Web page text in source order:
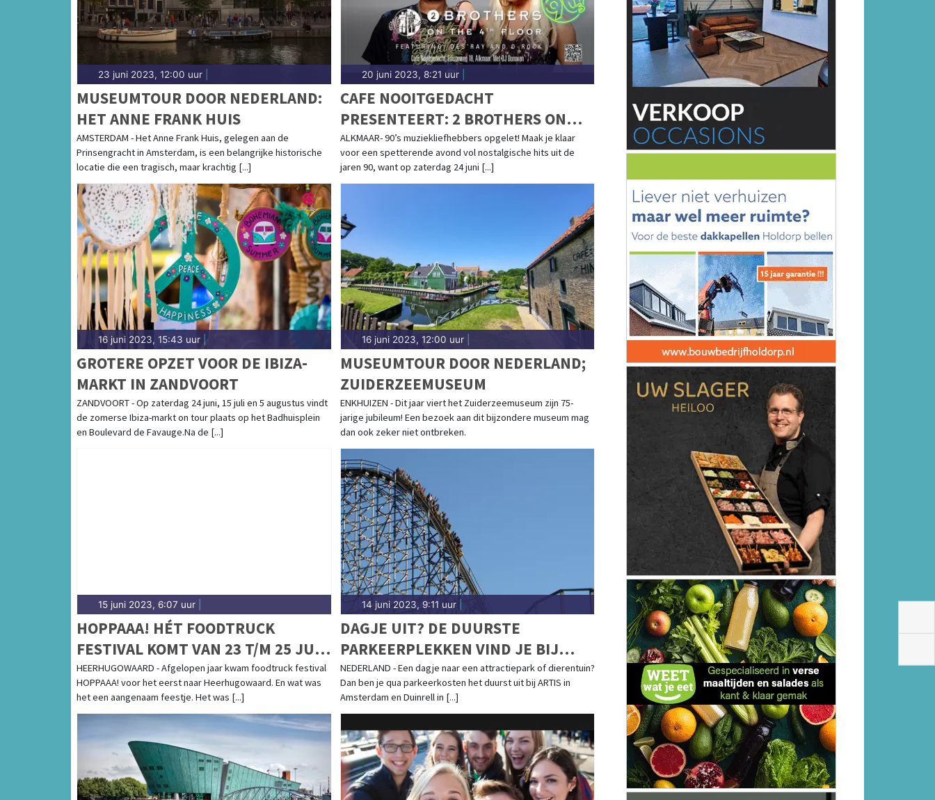
23 juni 2023, 12:00 uur
MUSEUMTOUR DOOR NEDERLAND:
HET ANNE FRANK HUIS
AMSTERDAM - Het Anne Frank Huis, gelegen aan de
Prinsengracht in Amsterdam, is een belangrijke historische
locatie die een tragisch, maar krachtig [...]
20 juni 2023, 8:21 uur|
CAFE NOOITGEDACHT
PRESENTEERT: 2 BROTHERS ON
THE 4TH FLOOR - BACK TO THE 90S!
ALKMAAR- 90’s muziekliefhebbers opgelet! Maak je klaar
voor een spetterende avond vol nostalgische hits uit de
jaren 90, want op zaterdag 24 juni [...]
16 juni 2023, 15:43 uur
GROTERE OPZET VOOR DE IBIZA-
MARKT IN ZANDVOORT
ZANDVOORT - Op zaterdag 24 juni, 15 juli en 5 augustus vindt
de zomerse Ibiza-markt on tour plaats op het Badhuisplein
en Boulevard de Favauge.Na de [...]
16 juni 2023, 12:00 uur|
MUSEUMTOUR DOOR NEDERLAND;
ZUIDERZEEMUSEUM
ENKHUIZEN - Dit jaar viert het Zuiderzeemuseum zijn 75-
jarige jubileum! Een bezoek aan dit bijzondere museum mag
dan ook zeker niet ontbreken.
15 juni 2023, 6:07 uur
HOPPAAA! HÉT FOODTRUCK
FESTIVAL KOMT VAN 23 T/M 25 JUNI
WEER NAAR HEERHUGOWAARD
HEERHUGOWAARD - Afgelopen jaar kwam foodtruck festival
HOPPAAA! voor het eerst naar Heerhugowaard. En wat was
het een aangenaam feestje. Het was [...]
14 juni 2023, 9:11 uur|
DAGJE UIT? DE DUURSTE
PARKEERPLEKKEN VIND JE BIJ
ARTIS EN DUINRELL
NEDERLAND - Een dagje naar een attractiepark of dierentuin?
Dan ben je qua parkeerkosten het duurst uit bij ARTIS in
Amsterdam en Duinrell in [...]